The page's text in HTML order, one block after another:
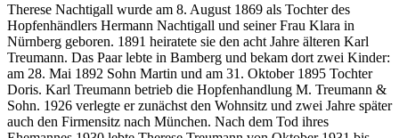
Therese Nachtigall wurde am 8. August 1869 als Tochter des
Hopfenhändlers Hermann Nachtigall und seiner Frau Klara in
Nürnberg geboren. 1891 heiratete sie den acht Jahre älteren Karl
Treumann. Das Paar lebte in Bamberg und bekam dort zwei Kinder:
am 28. Mai 1892 Sohn Martin und am 31. Oktober 1895 Tochter
Doris. Karl Treumann betrieb die Hopfenhandlung M. Treumann &
Sohn. 1926 verlegte er zunächst den Wohnsitz und zwei Jahre später
auch den Firmensitz nach München. Nach dem Tod ihres